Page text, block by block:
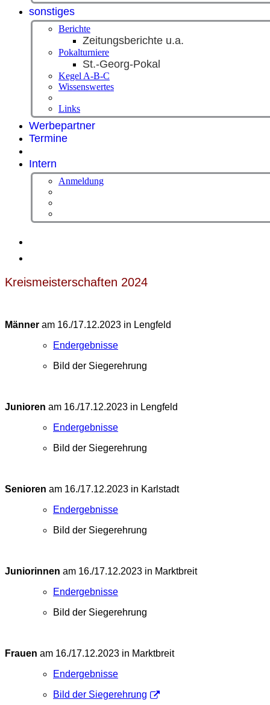
sonstiges
Berichte
Zeitungsberichte u.a.
Pokalturniere
St.-Georg-Pokal
Kegel A-B-C
Wissenswertes
Links
Werbepartner
Termine
Intern
Anmeldung
Kreismeisterschaften 2024
Männer am 16./17.12.2023 in Lengfeld
Endergebnisse
Bild der Siegerehrung
Junioren am 16./17.12.2023 in Lengfeld
Endergebnisse
Bild der Siegerehrung
Senioren am 16./17.12.2023 in Karlstadt
Endergebnisse
Bild der Siegerehrung
Juniorinnen am 16./17.12.2023 in Marktbreit
Endergebnisse
Bild der Siegerehrung
Frauen am 16./17.12.2023 in Marktbreit
Endergebnisse
Bild der Siegerehrung